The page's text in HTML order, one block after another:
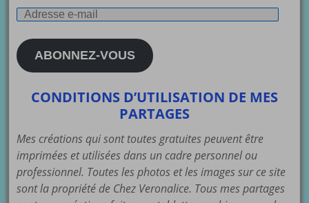
Adresse
mail
ABONNEZ-VOUS
CONDITIONS D’UTILISATION DE MES
PARTAGES
Mes créations qui sont toutes gratuites peuvent être
imprimées et utilisées dans un cadre personnel ou
professionnel. Toutes les photos et les images sur ce site
sont la propriété de Chez Veronalice. Tous mes partages